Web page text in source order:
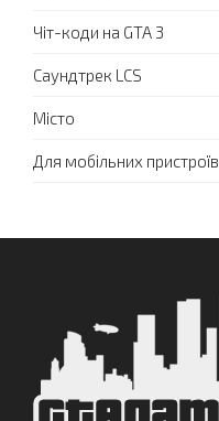
Чіт-коди на GTA 3
Саундтрек LCS
Місто
Для мобільних пристроїв